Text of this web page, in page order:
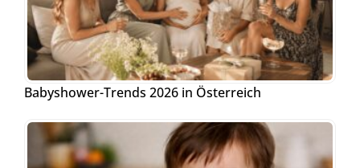
Babyshower-Trends 2026 in Österreich